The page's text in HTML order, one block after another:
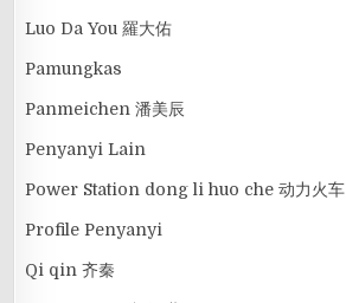
Luo Da You 羅大佑
Pamungkas
Panmeichen 潘美辰
Penyanyi Lain
Power Station dong li huo che 动力火车
Profile Penyanyi
Qi qin 齐秦